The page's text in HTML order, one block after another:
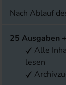
Nach Ablauf
25 Ausgaben
Alle
lesen